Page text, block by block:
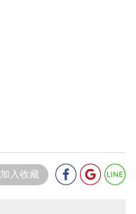
加入收藏